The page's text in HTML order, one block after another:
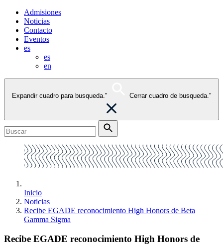
Admisiones
Noticias
Contacto
Eventos
es
es
en
Expandir cuadro para busqueda." Cerrar cuadro de busqueda."
Inicio
Noticias
Recibe EGADE reconocimiento High Honors de Beta
Gamma Sigma
Recibe EGADE reconocimiento High Honors de